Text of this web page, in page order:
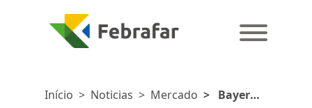
Início > Noticias > Mercado > Bayer